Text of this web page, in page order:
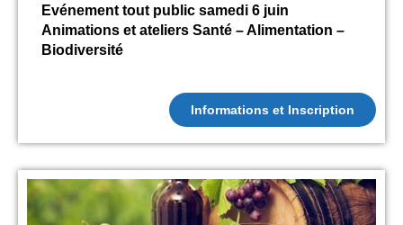
Evénement tout public samedi 6 juin
Animations et ateliers Santé – Alimentation –
Biodiversité
Informations et Inscription